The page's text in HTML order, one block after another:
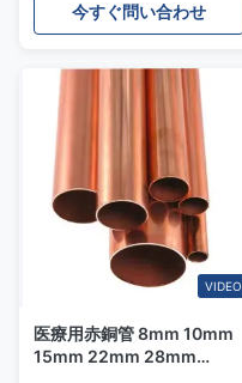
今すぐ問い合わせ
VIDEO
医療用赤銅管 8mm 10mm
15mm 22mm 28mm